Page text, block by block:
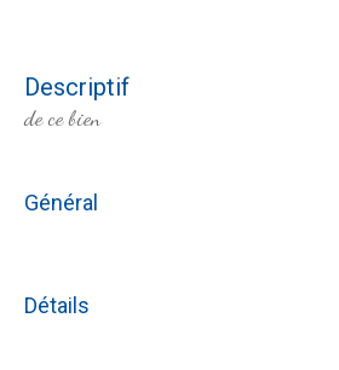
descriptif
de ce bien
Général
Détails